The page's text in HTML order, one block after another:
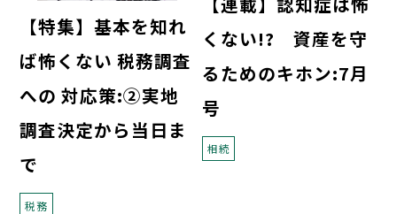
【特集】基本を知れ
ば怖くない 税務調査
への 対応策:②実地
調査決定から当日ま
で
税務
くない!? 資産を守
るためのキホン:7月
号
相続